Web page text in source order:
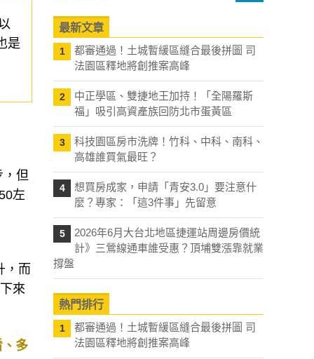
但
而
最新文章
1
都審通過！土城暫緩區縫合最後拼圖 司
法園區釋地將創推案高峰
2
中正學區、雙捷地王加持！「全陽羅斯
福」吸引高資產族回防北市蛋黃區
3
科技園區房市洗牌！竹科、中科、南科、
高雄誰買氣最旺？
4
想買房成家，申請「青安3.0」要注意什
麼？專家：「這3件事」先留意
5
2026年6月大台北地區捷運站周邊房價統
計》三鶯線通車誰受惠？頂埔雙漲靠就業
撐盤
熱門排行
1
都審通過！土城暫緩區縫合最後拼圖 司
法園區釋地將創推案高峰